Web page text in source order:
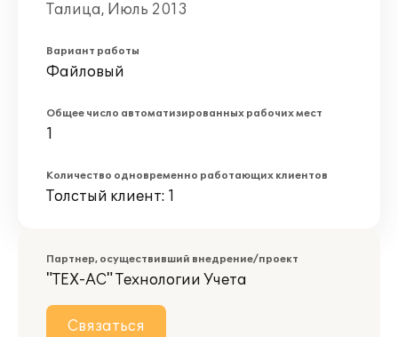
Талица, Июль 2013
Вариант работы
Файловый
Общее число автоматизированных рабочих мест
1
Количество одновременно работающих клиентов
Толстый клиент: 1
Партнер, осуществивший внедрение/проект
"ТЕХ-АС" Технологии Учета
Связаться